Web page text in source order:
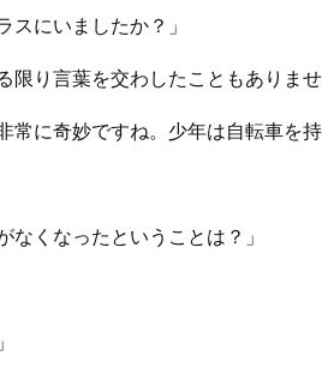
スにいましたか？」
限り言葉を交わしたこともありませ
常に奇妙ですね。少年は自転車を
なくなったということは？」